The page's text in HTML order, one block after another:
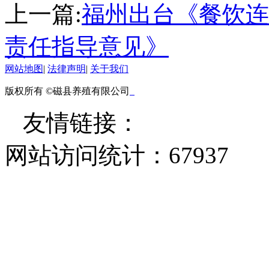
上一篇:福州出台《餐饮
责任指导意见》
网站地图| 法律声明| 关于我们
版权所有 ©磁县养殖有限公司
友情链接：
网站访问统计： 67937